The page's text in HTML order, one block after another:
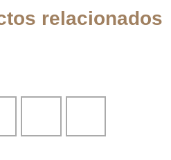
relacionados